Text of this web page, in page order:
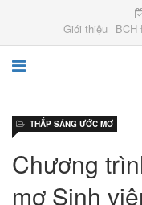
Giới thiệu
BCH
Chương
mơ Sinh
THẮP SÁNG ƯỚC MƠ